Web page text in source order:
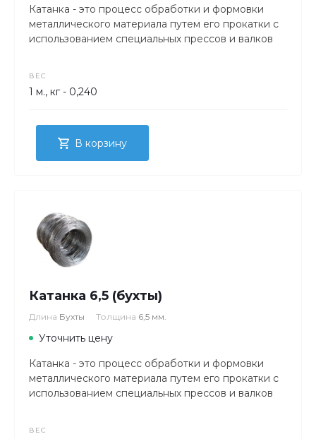
Катанка - это процесс обработки и формовки
металлического материала путем его прокатки с
использованием специальных прессов и валков
ВЕС
1 м., кг - 0,240
В корзину
Катанка 6,5 (бухты)
Длина Бухты Толщина 6,5 мм.
Уточнить цену
Катанка - это процесс обработки и формовки
металлического материала путем его прокатки с
использованием специальных прессов и валков
ВЕС